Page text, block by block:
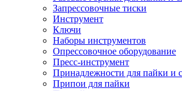
Запрессовочные тиски
Инструмент
Ключи
Наборы инструментов
Опрессовочное оборудование
Пресс-инструмент
Принадлежности для пайки и
Припои для пайки